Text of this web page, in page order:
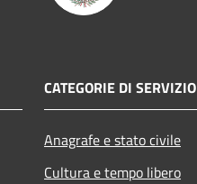
CATEGORIE DI SERVIZIO
Anagrafe e stato civile
Cultura e tempo libero